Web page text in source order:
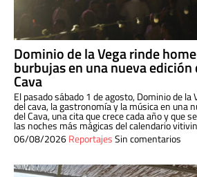
Dominio de la Vega rinde
burbujas en una nueva edición
Cava
El pasado sábado 1 de agosto, Dominio de
del cava, la gastronomía y la música en una
del Cava, una cita que crece cada año y que
las noches más mágicas del calendario
06/08/2026ReportajesSin comentarios